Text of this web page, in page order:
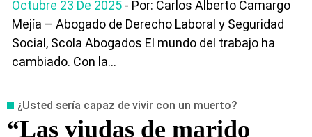
Octubre 23 De 2025 - Por: Carlos Alberto Camargo
Mejía – Abogado de Derecho Laboral y Seguridad
Social, Scola Abogados El mundo del trabajo ha
cambiado. Con la...
¿Usted sería capaz de vivir con un muerto?
“Las viudas de marido